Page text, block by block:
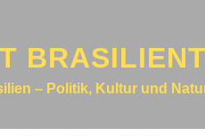
– Politik, Kultur und